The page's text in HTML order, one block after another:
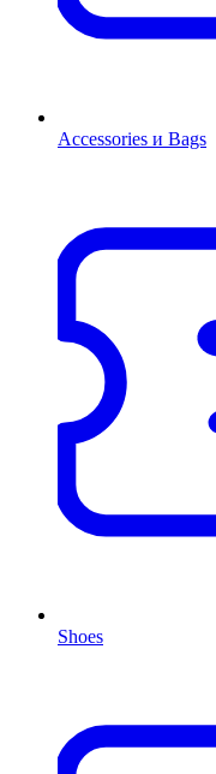
Accessories и Bags
Shoes